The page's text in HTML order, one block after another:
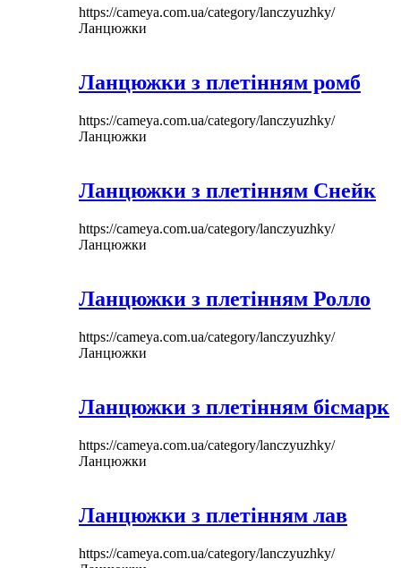
https://cameya.com.ua/category/lanczyuzhky/
Ланцюжки
Ланцюжки з плетінням ромб
https://cameya.com.ua/category/lanczyuzhky/
Ланцюжки
Ланцюжки з плетінням Снейк
https://cameya.com.ua/category/lanczyuzhky/
Ланцюжки
Ланцюжки з плетінням Ролло
https://cameya.com.ua/category/lanczyuzhky/
Ланцюжки
Ланцюжки з плетінням бісмарк
https://cameya.com.ua/category/lanczyuzhky/
Ланцюжки
Ланцюжки з плетінням лав
https://cameya.com.ua/category/lanczyuzhky/